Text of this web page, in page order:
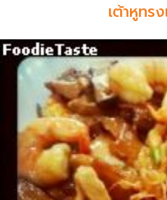
เต้าหูทร